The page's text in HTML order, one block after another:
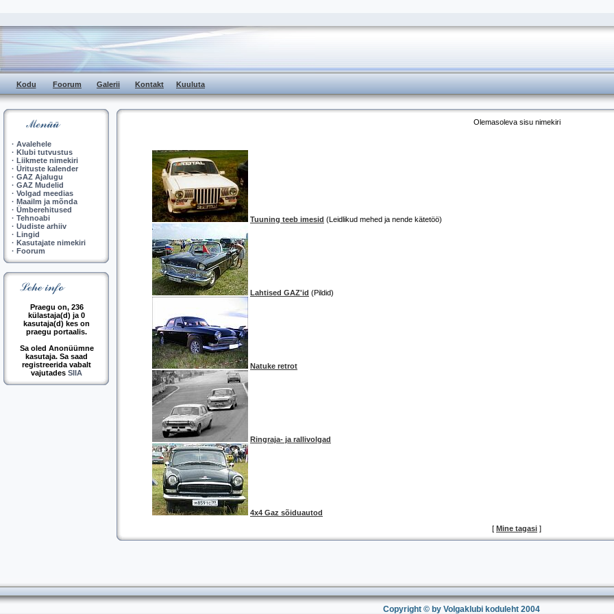
Kodu Foorum Galerii Kontakt Kuuluta
· Avalehele
· Klubi tutvustus
· Liikmete nimekiri
· Ürituste kalender
· GAZ Ajalugu
· GAZ Mudelid
· Volgad meedias
· Maailm ja mõnda
· Ümberehitused
· Tehnoabi
· Uudiste arhiiv
· Lingid
· Kasutajate nimekiri
· Foorum
Praegu on, 236
külastaja(d) ja 0
kasutaja(d) kes on
praegu portaalis.
Sa oled Anonüümne
kasutaja. Sa saad
registreerida vabalt
vajutades SIIA
Olemasoleva sisu nimekiri
Tuuning teeb imesid (Leidlikud mehed ja nende kätetöö)
Lahtised GAZ'id (Pildid)
Natuke retrot
Ringraja- ja rallivolgad
4x4 Gaz sõiduautod
[ Mine tagasi ]
Copyright © by Volgaklubi koduleht 2004